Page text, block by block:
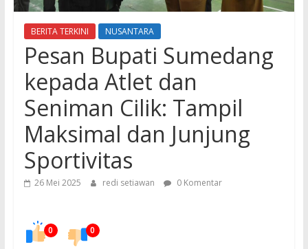
BERITA TERKINI NUSANTARA
Pesan Bupati Sumedang
kepada Atlet dan
Seniman Cilik: Tampil
Maksimal dan Junjung
Sportivitas
26 Mei 2025 redi setiawan 0 Komentar
0 0